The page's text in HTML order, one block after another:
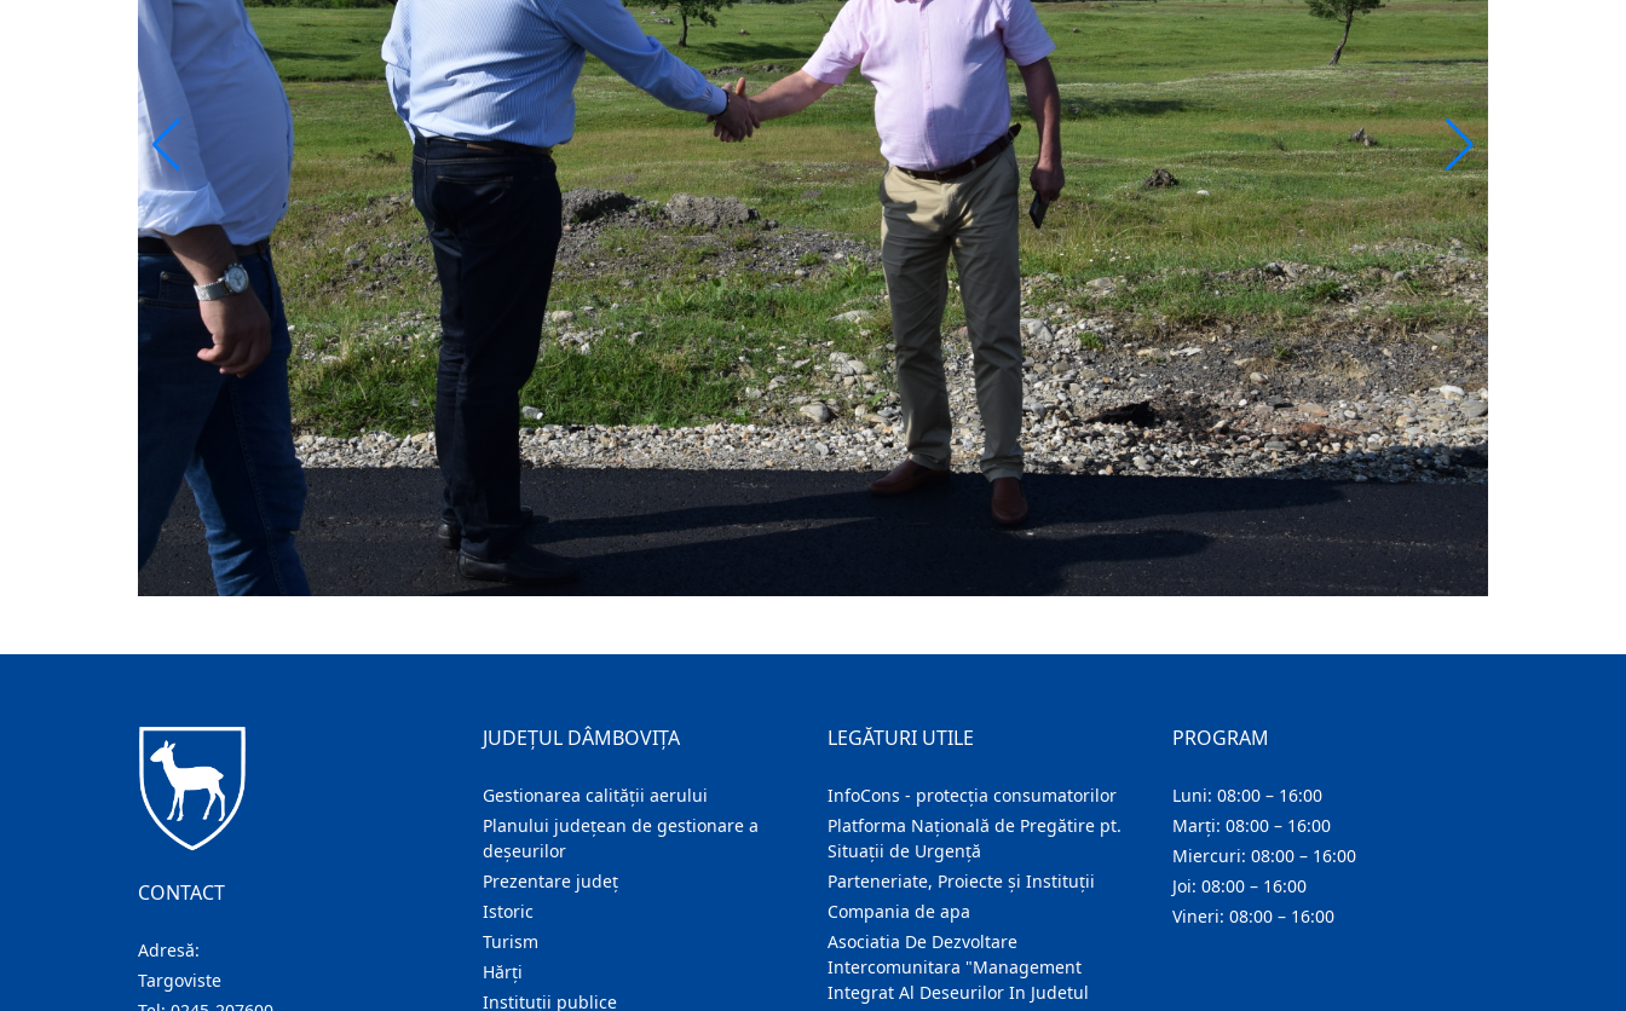
CONTACT
Adresă:
Targoviste
JUDEȚUL DÂMBOVIȚA
Gestionarea calității aerului
Planului județean de gestionare a
deșeurilor
Prezentare judeţ
Istoric
Turism
Hărţi
Instituţii publice
LEGĂTURI UTILE
InfoCons - protecția consumatorilor
Platforma Națională de Pregătire pt.
Situații de Urgență
Parteneriate, Proiecte și Instituții
Compania de apa
Asociatia De Dezvoltare
Intercomunitara "Management
Integrat Al Deseurilor In Judetul
PROGRAM
Luni: 08:00 – 16:00
Marți: 08:00 – 16:00
Miercuri: 08:00 – 16:00
Joi: 08:00 – 16:00
Vineri: 08:00 – 16:00